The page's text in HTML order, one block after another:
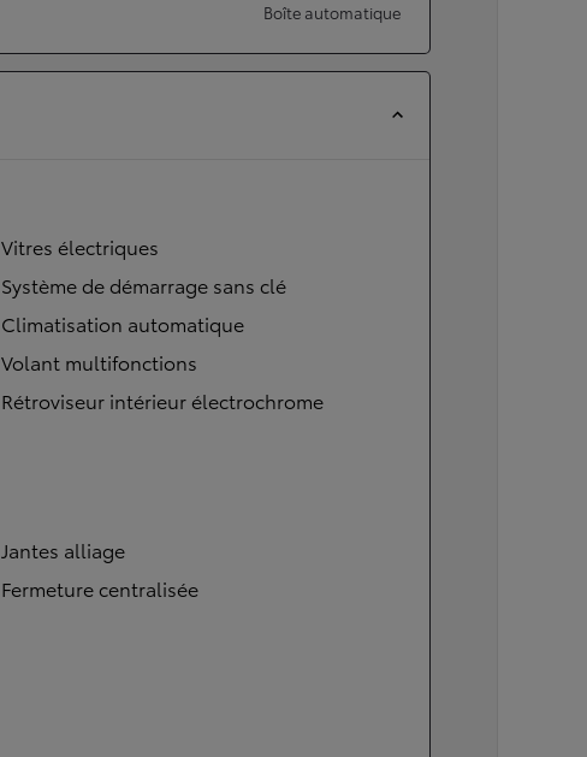
Boîte automatique
Vitres électriques
Système de démarrage sans clé
Climatisation automatique
Volant multifonctions
Rétroviseur intérieur électrochrome
Jantes alliage
Fermeture centralisée